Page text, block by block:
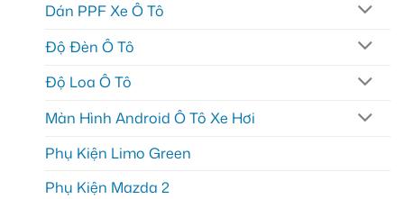
Dán PPF Xe Ô Tô
Độ Đèn Ô Tô
Độ Loa Ô Tô
Màn Hình Android Ô Tô Xe Hơi
Phụ Kiện Limo Green
Phụ Kiện Mazda 2